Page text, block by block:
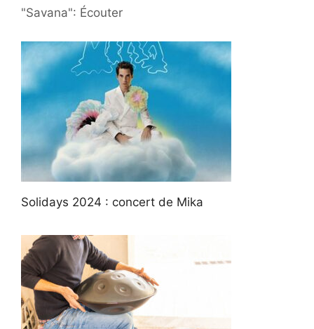
"Savana": Écouter
Solidays 2024 : concert de Mika